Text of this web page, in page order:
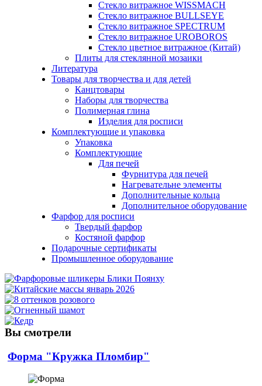
Стекло витражное WISSMACH
Стекло витражное BULLSEYE
Стекло витражное SPECTRUM
Стекло витражное UROBOROS
Стекло цветное витражное (Китай)
Плиты для стеклянной мозаики
Литература
Товары для творчества и для детей
Канцтовары
Наборы для творчества
Полимерная глина
Изделия для росписи
Комплектующие и упаковка
Упаковка
Комплектующие
Для печей
Фурнитура для печей
Нагревательне элементы
Дополнительные кольца
Дополнительное оборудование
Фарфор для росписи
Твердый фарфор
Костяной фарфор
Подарочные сертификаты
Промышленное оборудование
Вы смотрели
Форма "Кружка Пломбир"